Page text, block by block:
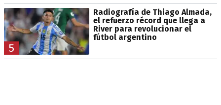
5
Radiografía de Thiago Almada,
el refuerzo récord que llega a
River para revolucionar el
fútbol argentino